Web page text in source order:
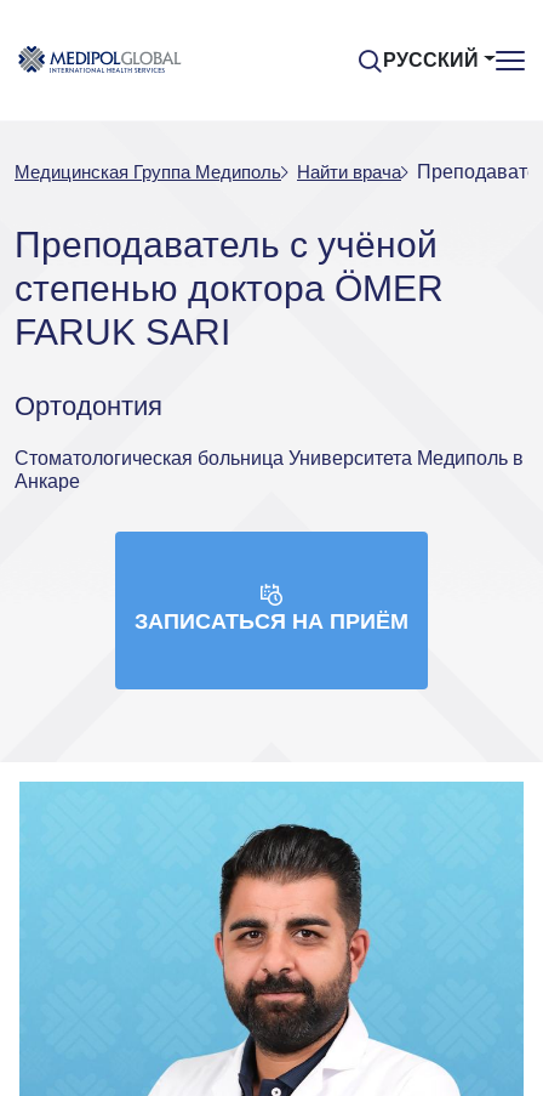
РУССКИЙ
Медицинская Группа Медиполь Найти врача
Преподаватель с учёной
степенью доктора ÖMER
FARUK SARI
Ортодонтия
Стоматологическая больница Университета Медиполь в
Анкаре
ЗАПИСАТЬСЯ НА ПРИЁМ